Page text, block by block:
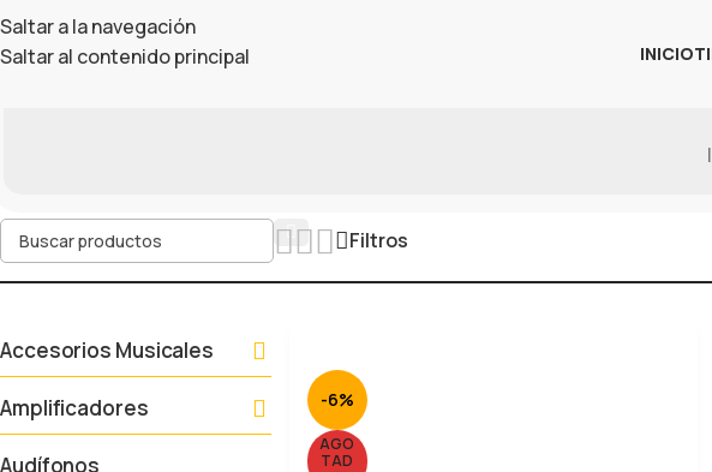
Saltar a la navegación
Saltar al contenido principal
INICIO
Filtros
Accesorios Musicales
Amplificadores
Audífonos
-6%
AGO
TAD